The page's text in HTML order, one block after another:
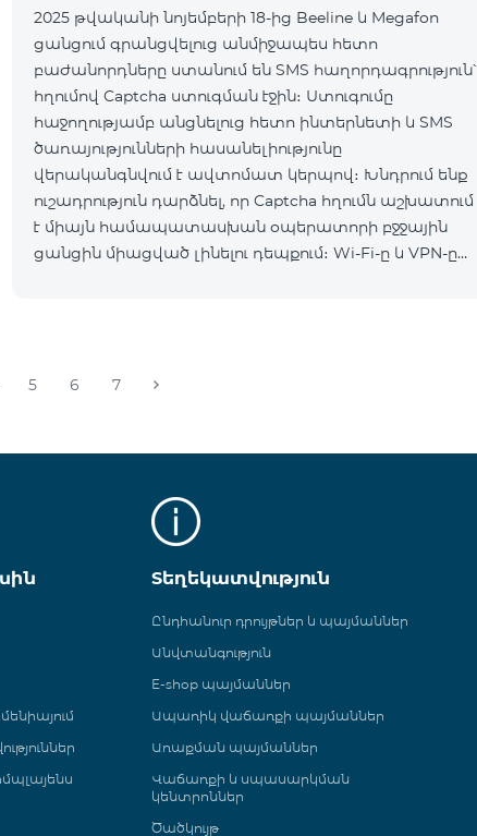
2025 թվականի նոյեմբերի 18-ից Beeline և Megafon
ցանցում գրանցվելուց անմիջապես հետո
բաժանորդները ստանում են SMS հաղորդագրություն՝
հղումով Captcha ստուգման էջին։ Ստուգումը
հաջողությամբ անցնելուց հետո ինտերնետի և SMS
ծառայությունների հասանելիությունը
վերականգնվում է ավտոմատ կերպով։ Խնդրում ենք
ուշադրություն դարձնել, որ Captcha հղումն աշխատում
է միայն համապատասխան օպերատորի բջջային
ցանցին միացված լինելու դեպքում։ Wi-Fi-ը և VPN-ը
5 6 7
Տեղեկատվություն
Ընդհանուր դրույթներ և պայմաններ
Անվտանգություն
E-shop պայմաններ
Ապառիկ վաճառքի պայմաններ
Առաքման պայմաններ
Վաճառքի և սպասարկման
կենտրոններ
Ծածկույթ